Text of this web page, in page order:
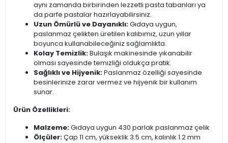
aynı zamanda birbirinden lezzetli pasta tabanları ya
da parfe pastalar hazırlayabilirsiniz.
Uzun Ömürlü ve Dayanıklı:Gıdaya uygun,
paslanmaz çelikten üretilen kalıbımız, uzun yıllar
boyunca kullanabileceğiniz sağlamlıkta.
Kolay Temizlik:Bulaşık makinesinde yıkanabilir
olması sayesinde temizliği oldukça pratik.
Sağlıklı ve Hijyenik:Paslanmaz özelliği sayesinde
besinlerinize zarar vermez ve hijyenik bir kullanım
sunar.
Ürün Özellikleri:
Malzeme:Gıdaya uygun 430 parlak paslanmaz çelik
Ölçüler:Çap 11 cm, yükseklik 3.5 cm, kalınlık 1.2 mm